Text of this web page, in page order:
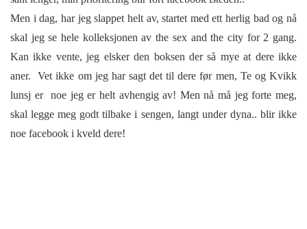
Men i dag, har jeg slappet helt av, startet med ett herlig bad og nå
skal jeg se hele kolleksjonen av the sex and the city for 2 gang.
Kan ikke vente, jeg elsker den boksen der så mye at dere ikke
aner. Vet ikke om jeg har sagt det til dere før men, Te og Kvikk
lunsj er noe jeg er helt avhengig av! Men nå må jeg forte meg,
skal legge meg godt tilbake i sengen, langt under dyna.. blir ikke
noe facebook i kveld dere!